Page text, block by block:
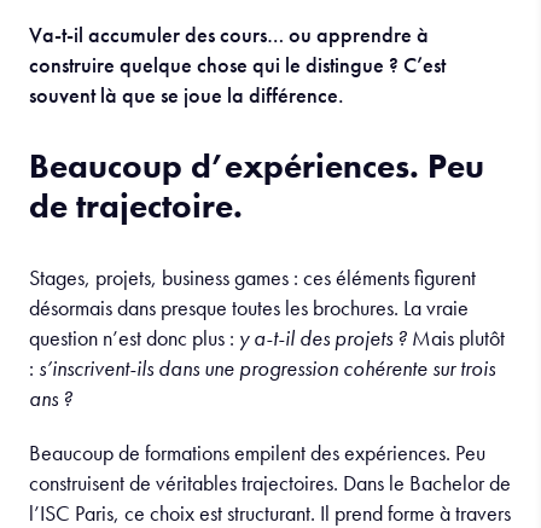
Va-t-il accumuler des cours… ou apprendre à
construire quelque chose qui le distingue ? C’est
souvent là que se joue la différence.
Beaucoup d’expériences. Peu
de trajectoire.
Stages, projets, business games : ces éléments figurent
désormais dans presque toutes les brochures. La vraie
question n’est donc plus : y a-t-il des projets ? Mais plutôt
: s’inscrivent-ils dans une progression cohérente sur trois
ans ?
Beaucoup de formations empilent des expériences. Peu
construisent de véritables trajectoires. Dans le Bachelor de
l’ISC Paris, ce choix est structurant. Il prend forme à travers